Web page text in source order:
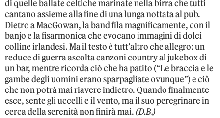
di quelle ballate celtiche marinate nella birra che tutti
cantano assieme alla fine di una lunga nottata al pub.
Dietro a MacGowan, la band fila magnificamente, con il
banjo e la fisarmonica che evocano immagini di dolci
colline irlandesi. Ma il testo è tutt’altro che allegro: un
reduce di guerra ascolta canzoni country al jukebox di
un bar, mentre ricorda ciò che ha patito (“Le braccia e le
gambe degli uomini erano sparpagliate ovunque”) e ciò
che non potrà mai riavere indietro. Quando finalmente
esce, sente gli uccelli e il vento, ma il suo peregrinare in
cerca della serenità non finirà mai.(D.B.)